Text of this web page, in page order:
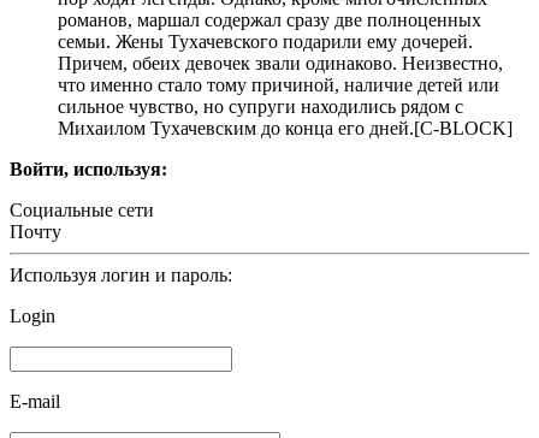
романов, маршал содержал сразу две полноценных
семьи. Жены Тухачевского подарили ему дочерей.
Причем, обеих девочек звали одинаково. Неизвестно,
что именно стало тому причиной, наличие детей или
сильное чувство, но супруги находились рядом с
Михаилом Тухачевским до конца его дней.[С-BLOCK]
Войти, используя:
Социальные сети
Почту
Используя логин и пароль:
Login
E-mail